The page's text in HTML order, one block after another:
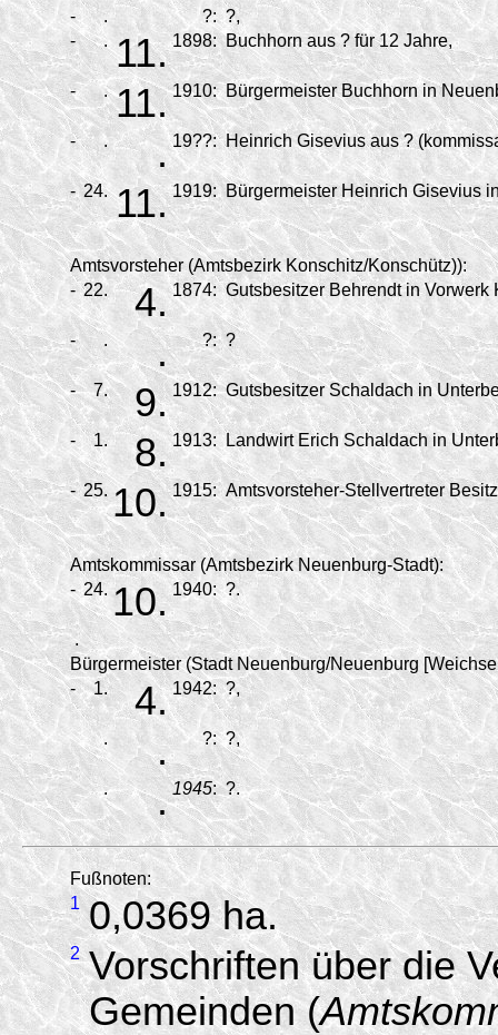
- . ?: ?,
-
. 11. 1898: Buchhorn aus ? für 12 Jahre,
- . 11. 1910: Bürgermeister Buchhorn in
- . . 19??: Heinrich Gisevius aus ?
- 24. 11. 1919: Bürgermeister Heinrich Gisevius
Amtsvorsteher (Amtsbezirk Konschitz/Konschütz)):
- 22. 4. 1874: Gutsbesitzer Behrendt in Vorwerk
- . . ?: ?
- 7. 9. 1912: Gutsbesitzer Schaldach in
- 1. 8. 1913: Landwirt Erich Schaldach in
- 25. 10. 1915: Amtsvorsteher-Stellvertreter
Amtskommissar (Amtsbezirk Neuenburg-Stadt):
- 24. 10. 1940: ?.
.
Bürgermeister (Stadt Neuenburg/Neuenburg
-
1. 4. 1942: ?,
. . ?: ?,
. . 1945: ?.
Fußnoten:
1 0,0369 ha.
2 Vorschriften über die
Gemeinden (